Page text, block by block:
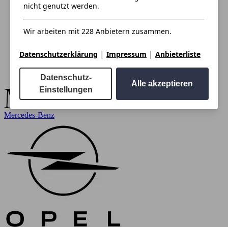
Mercedes-Benz
nicht genutzt werden.
Wir arbeiten mit 228 Anbietern zusammen.
Datenschutzerklärung | Impressum | Anbieterliste
Datenschutz-
Einstellungen
Alle akzeptieren